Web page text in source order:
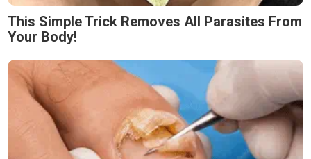
This Simple Trick Removes All Parasites From
Your Body!